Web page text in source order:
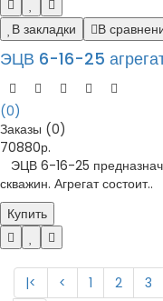
В закладки В
ЭЦВ 6-16-25
(0)
Заказы (0)
70880р.
ЭЦВ 6-16-25
скважин. Агрегат состоит..
Купить
|< < 1 2 3